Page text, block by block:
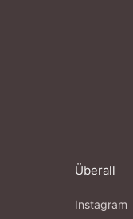
Überall
Instagram